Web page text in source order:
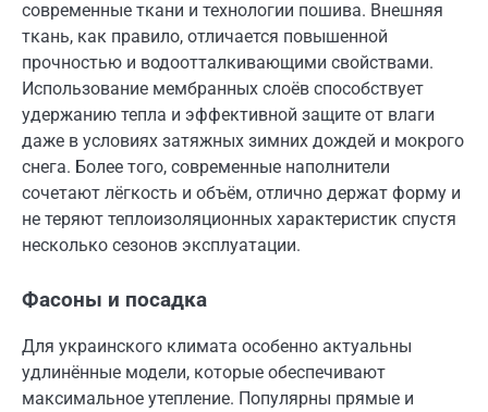
современные ткани и технологии пошива. Внешняя
ткань, как правило, отличается повышенной
прочностью и водоотталкивающими свойствами.
Использование мембранных слоёв способствует
удержанию тепла и эффективной защите от влаги
даже в условиях затяжных зимних дождей и мокрого
снега. Более того, современные наполнители
сочетают лёгкость и объём, отлично держат форму и
не теряют теплоизоляционных характеристик спустя
несколько сезонов эксплуатации.
Фасоны и посадка
Для украинского климата особенно актуальны
удлинённые модели, которые обеспечивают
максимальное утепление. Популярны прямые и